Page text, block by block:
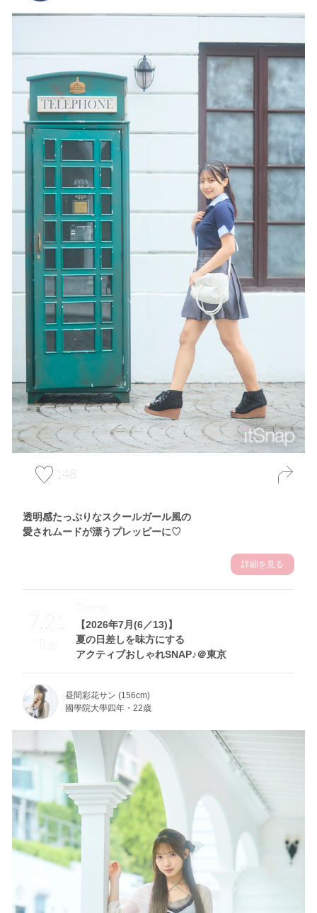
148
透明感たっぷりなスクールガール風の
愛されムードが漂うプレッピーに♡
詳細を見る
7.21
Tue
【2026年7月(6／13)】
夏の日差しを味方にする
アクティブおしゃれSNAP♪＠東京
Theme
昼間彩花サン (156cm)
國學院大學四年・22歳